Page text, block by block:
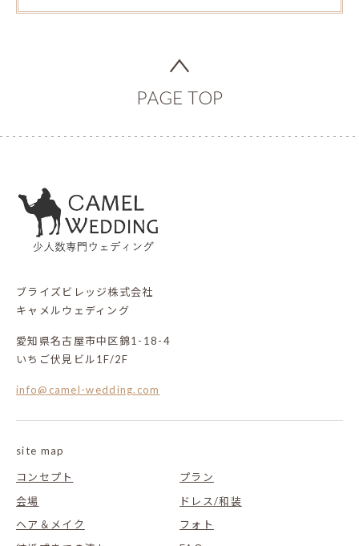
ブライズビレッジ株式会社
キャメルウェディング
愛知県名古屋市中区錦1-18-4
いちご伏見ビル1F/2F
info@camel-wedding.com
site map
コンセプト
プラン
会場
ドレス/和装
ヘア＆メイク
フォト